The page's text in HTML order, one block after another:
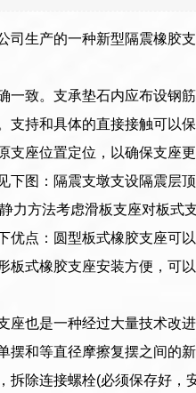
司生产的一种新型隔震橡胶
一致。支承垫石内应布设钢
支持和具体的直接接触可以
支座位置定位，以确保支座
下图：隔震支墩支设隔震层
力方法考虑滑板支座对板式
优点：圆型板式橡胶支座可
板式橡胶支座安装方便，可
座也是一种经过大量技术改
摆和等直径摩擦复摆之间的新
拆除连接螺栓(必须保存好，